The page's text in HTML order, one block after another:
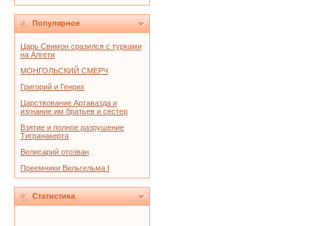
Популярное
Царь Свимон сразился с турками
на Алгети
МОНГОЛЬСКИЙ СМЕРЧ
Григорий и Генрих
Царствование Артавазда и
изгнание им братьев и сестер
Взятие и полное разрушение
Тигранакерта
Велисарий отозван
Преемники Вильгельма I
Статистика